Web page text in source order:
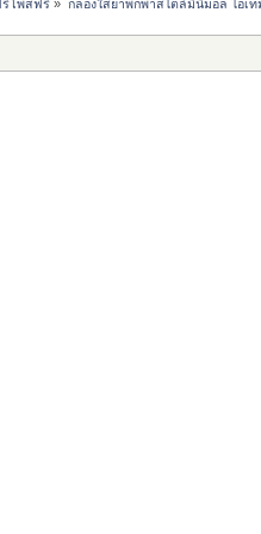
รีโพสฟรี » กล่องใส่ยาพกพาสไตล์มินิมอล ไอเ